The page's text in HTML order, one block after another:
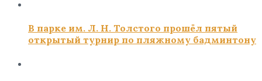
В парке им. Л. Н. Толстого прошёл пятый
открытый турнир по пляжному бадминтону